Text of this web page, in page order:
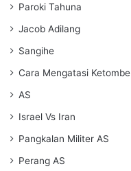
Paroki Tahuna
Jacob Adilang
Sangihe
Cara Mengatasi Ketombe
AS
Israel Vs Iran
Pangkalan Militer AS
Perang AS